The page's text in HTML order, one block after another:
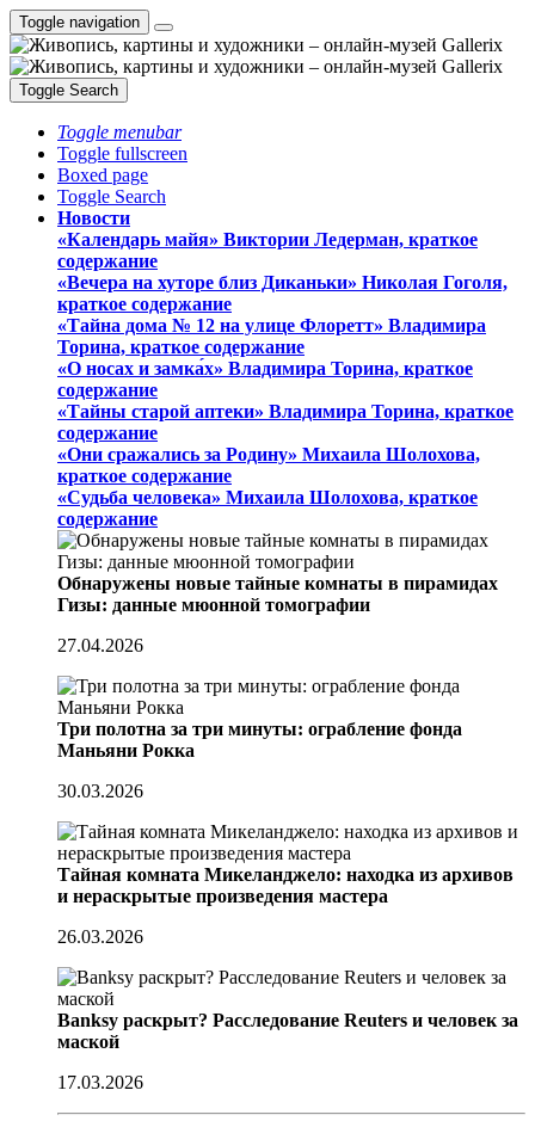
Toggle navigation
Toggle Search
Toggle menubar
Toggle fullscreen
Boxed page
Toggle Search
Новости
«Календарь майя» Виктории Ледерман, краткое
содержание
«Вечера на хуторе близ Диканьки» Николая Гоголя,
краткое содержание
«Тайна дома № 12 на улице Флоретт» Владимира
Торина, краткое содержание
«О носах и замка́х» Владимира Торина, краткое
содержание
«Тайны старой аптеки» Владимира Торина, краткое
содержание
«Они сражались за Родину» Михаила Шолохова,
краткое содержание
«Судьба человека» Михаила Шолохова, краткое
содержание
Обнаружены новые тайные комнаты в пирамидах
Гизы: данные мюонной томографии
27.04.2026
Три полотна за три минуты: ограбление фонда
Маньяни Рокка
30.03.2026
Тайная комната Микеланджело: находка из архивов
и нераскрытые произведения мастера
26.03.2026
Banksy раскрыт? Расследование Reuters и человек за
маской
17.03.2026